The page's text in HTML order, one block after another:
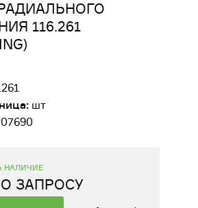
МАШИН
КОМПЛЕКТУЮЩИЕ
ТРАНСМИССИЙ
СТРОИТЕЛЬНЫХ
И КУЗОВОВ
/ РЕМОНТ /ЗАПРАВКА
ДОРОЖНО-
ТЕХНИКИ
116.261
шт
НАЛИЧИЕ
ЗАПРОСУ